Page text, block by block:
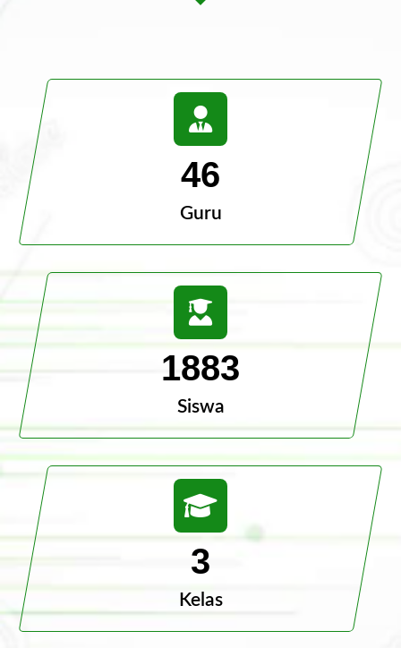
46
Guru
1883
Siswa
3
Kelas